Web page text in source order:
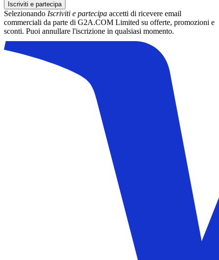
Iscriviti e partecipa
Selezionando Iscriviti e partecipa accetti di ricevere email
commerciali da parte di G2A.COM Limited su offerte, promozioni e
sconti. Puoi annullare l'iscrizione in qualsiasi momento.